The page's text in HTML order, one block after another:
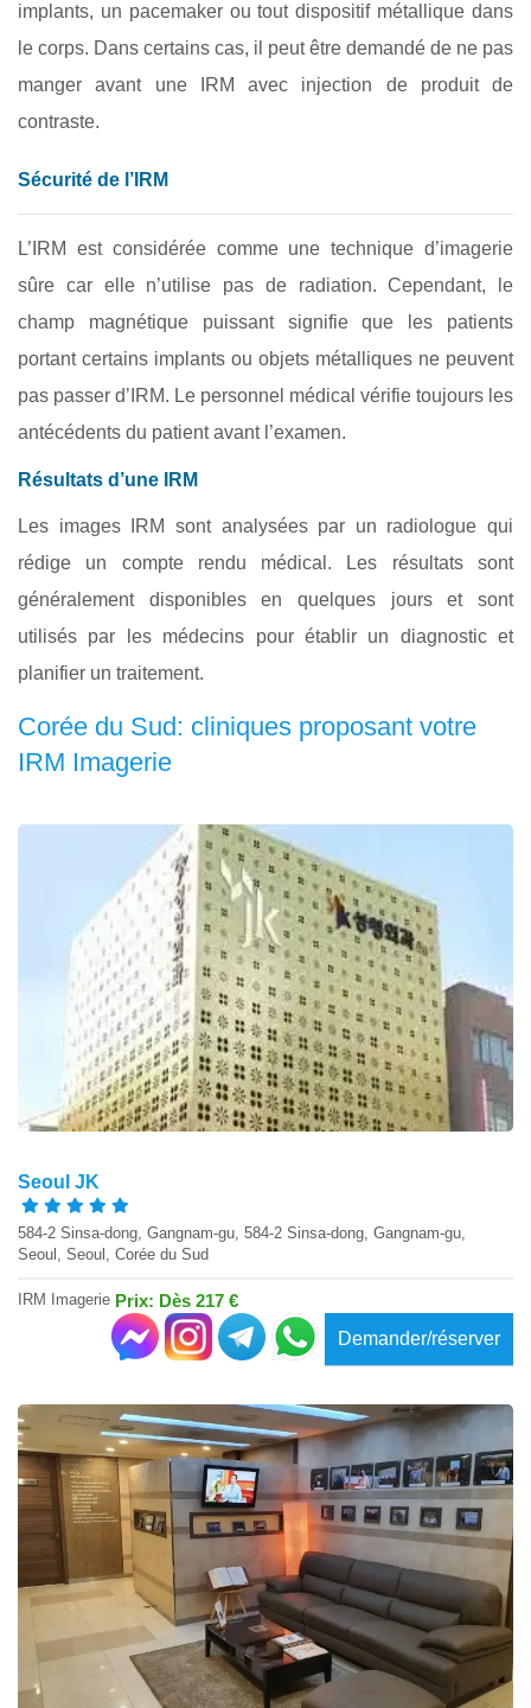
implants, un pacemaker ou tout dispositif métallique dans
le corps. Dans certains cas, il peut être demandé de ne pas
manger avant une IRM avec injection de produit de
contraste.
Sécurité de l’IRM
L’IRM est considérée comme une technique d’imagerie
sûre car elle n’utilise pas de radiation. Cependant, le
champ magnétique puissant signifie que les patients
portant certains implants ou objets métalliques ne peuvent
pas passer d’IRM. Le personnel médical vérifie toujours les
antécédents du patient avant l’examen.
Résultats d’une IRM
Les images IRM sont analysées par un radiologue qui
rédige un compte rendu médical. Les résultats sont
généralement disponibles en quelques jours et sont
utilisés par les médecins pour établir un diagnostic et
planifier un traitement.
Corée du Sud: cliniques proposant votre
IRM Imagerie
Seoul JK
584-2 Sinsa-dong, Gangnam-gu, 584-2 Sinsa-dong, Gangnam-gu,
Seoul, Seoul, Corée du Sud
IRM Imagerie Prix: Dès 217 €
Demander/réserver